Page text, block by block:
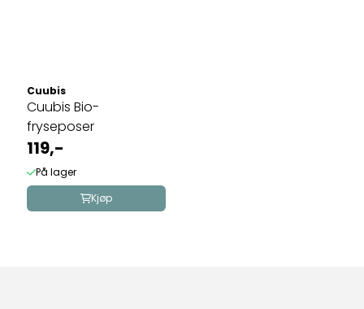
Cuubis
Cuubis Bio-
fryseposer
119,-
På lager
Kjøp